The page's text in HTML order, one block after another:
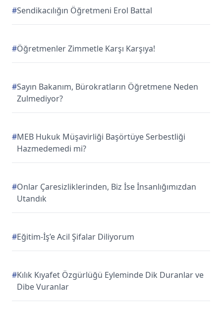
#Sendikacılığın Öğretmeni Erol Battal
#Öğretmenler Zimmetle Karşı Karşıya!
#Sayın Bakanım, Bürokratların Öğretmene Neden
Zulmediyor?
#MEB Hukuk Müşavirliği Başörtüye Serbestliği
Hazmedemedi mi?
#Onlar Çaresizliklerinden, Biz İse İnsanlığımızdan
Utandık
#Eğitim-İş’e Acil Şifalar Diliyorum
#Kılık Kıyafet Özgürlüğü Eyleminde Dik Duranlar ve
Dibe Vuranlar